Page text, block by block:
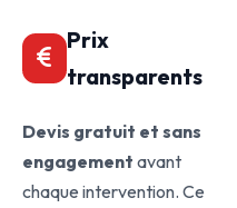
Prix
transparents
Devis gratuit et sans
engagement avant
chaque intervention. Ce